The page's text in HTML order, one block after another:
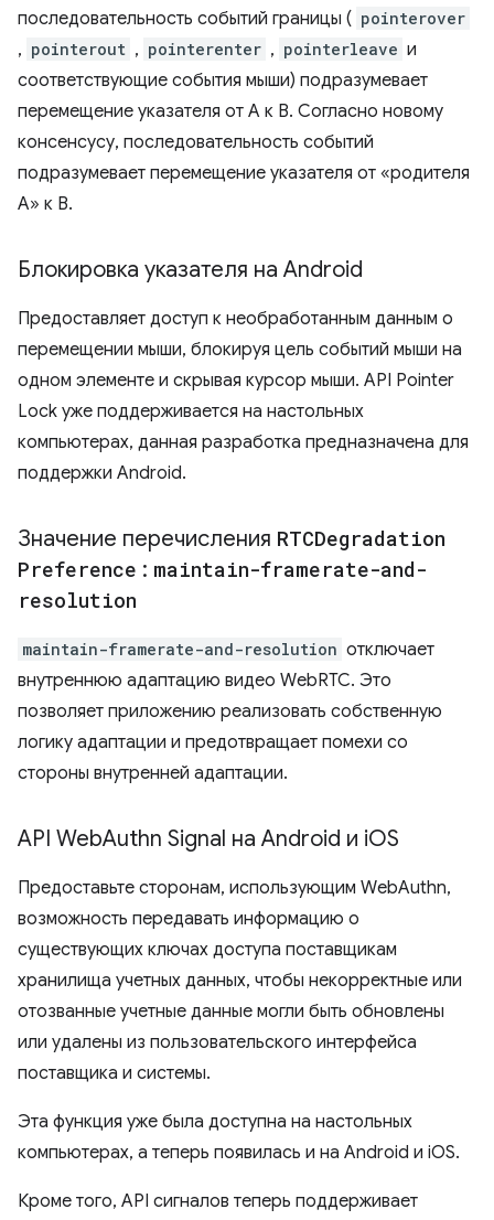
последовательность событий границы ( pointerover
, pointerout , pointerenter , pointerleave и
соответствующие события мыши) подразумевает
перемещение указателя от A к B. Согласно новому
консенсусу, последовательность событий
подразумевает перемещение указателя от «родителя
A» к B.
Блокировка указателя на Android
Предоставляет доступ к необработанным данным о
перемещении мыши, блокируя цель событий мыши на
одном элементе и скрывая курсор мыши. API Pointer
Lock уже поддерживается на настольных
компьютерах, данная разработка предназначена для
поддержки Android.
Значение перечисления RTCDegradation
Preference : maintain-framerate-and-
resolution
maintain-framerate-and-resolution отключает
внутреннюю адаптацию видео WebRTC. Это
позволяет приложению реализовать собственную
логику адаптации и предотвращает помехи со
стороны внутренней адаптации.
API WebAuthn Signal на Android и iOS
Предоставьте сторонам, использующим WebAuthn,
возможность передавать информацию о
существующих ключах доступа поставщикам
хранилища учетных данных, чтобы некорректные или
отозванные учетные данные могли быть обновлены
или удалены из пользовательского интерфейса
поставщика и системы.
Эта функция уже была доступна на настольных
компьютерах, а теперь появилась и на Android и iOS.
Кроме того, API сигналов теперь поддерживает